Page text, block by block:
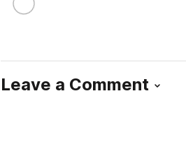
Leave a Comment